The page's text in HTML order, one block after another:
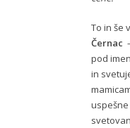
To in še
Černac
pod
in